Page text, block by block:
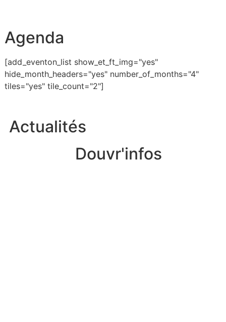
Agenda
[add_eventon_list show_et_ft_img="yes"
hide_month_headers="yes" number_of_months="4"
tiles="yes" tile_count="2"]
Actualités
Douvr'infos